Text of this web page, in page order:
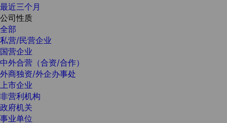
最近三个月
公司性质
全部
私营/民营企业
国营企业
中外合营（合资/合作）
外商独资/外企办事处
上市企业
非营利机构
政府机关
事业单位